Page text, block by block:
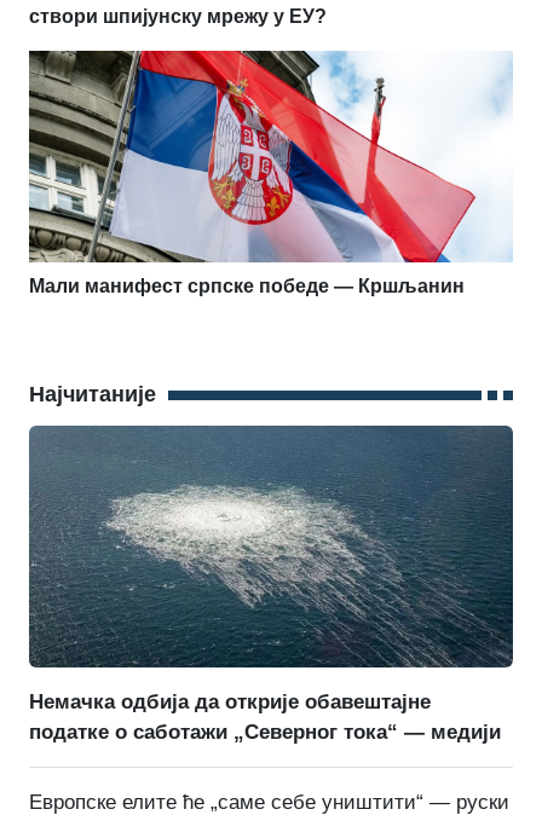
створи шпијунску мрежу у ЕУ?
Мали манифест српске победе — Кршљанин
Најчитаније
Немачка одбија да открије обавештајне
податке о саботажи „Северног тока“ — медији
Европске елите ће „саме себе уништити“ — руски